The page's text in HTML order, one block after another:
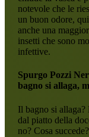
notevole che le
un buon odore,
anche una
insetti che sono
infettive.
Spurgo Pozzi
bagno si allaga,
Il bagno si allaga?
dal piatto della
no? Cosa